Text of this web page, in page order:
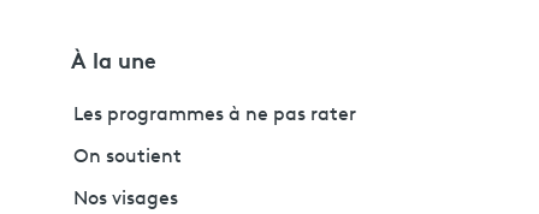
À la une
Les programmes à ne pas rater
On soutient
Nos visages